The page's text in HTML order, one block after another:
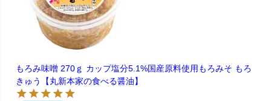
もろみ味噌 270ｇ カップ塩分5.1%国産原料使用もろみそ もろ
きゅう【丸新本家の食べる醤油】